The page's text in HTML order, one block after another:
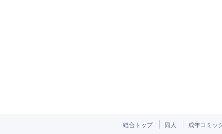
総合トップ 同人 成年コミッ